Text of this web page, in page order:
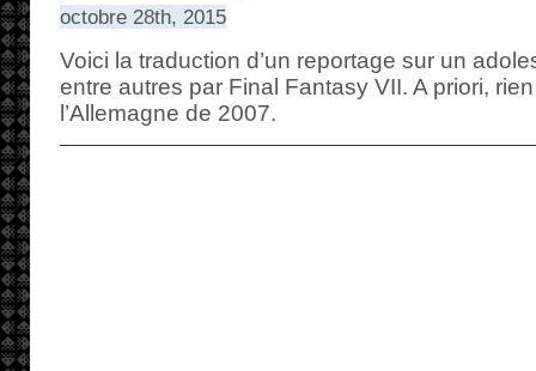
octobre 28th, 2015
Voici la traduction d’un reportage sur un
entre autres par Final Fantasy VII. A priori,
l’Allemagne de 2007.